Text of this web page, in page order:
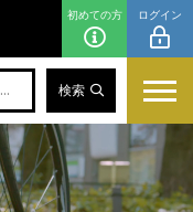
初めての方 ログイン
検索